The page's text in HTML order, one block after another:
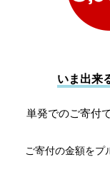
いま出来
単発でのご寄付
ご寄付の金額をプ